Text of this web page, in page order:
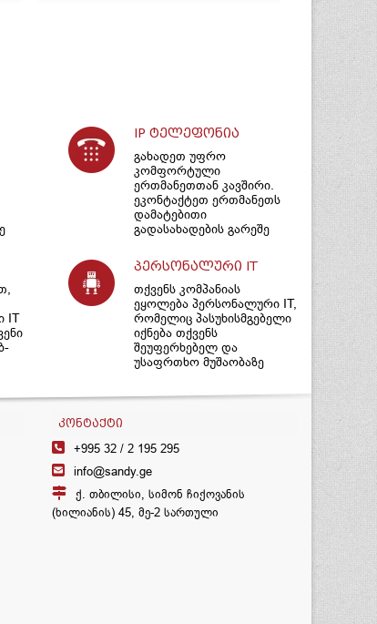
IP ტელეფონია
გახადეთ უფრო
კომფორტული
ერთმანეთთან კავშირი.
ეკონტაქტეთ ერთმანეთს
დამატებითი
გადასახადების გარეშე
IT
პერსონალური IT
თქვენს კომპანიას
ეყოლება პერსონალური IT,
რომელიც პასუხისმგებელი
იქნება თქვენს
შეუფერხებელ და
უსაფრთხო მუშაობაზე
ᲙᲝᲜᲢᲐᲥᲢᲘ
+995 32 / 2 195 295
info@sandy.ge
ქ. თბილისი, სიმონ ჩიქოვანის
(ხილიანის) 45, მე-2 სართული